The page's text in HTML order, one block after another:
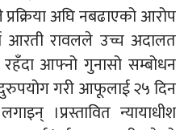
अघि नबढाएको आरोप
आरती रावलले उच्च अदालत
आफ्नो गुनासो सम्बोधन
दुरुपयोग गरी आफूलाई २५ दिन
।प्रस्तावित न्यायाधीश